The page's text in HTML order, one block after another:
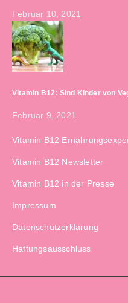
Februar 10, 2021
Vitamin B12: Sind Kinder von
Februar 9, 2021
Vitamin B12
Vitamin B12 Newsletter
Vitamin B12 in der Presse
Impressum
Datenschutzerklärung
Haftungsausschluss